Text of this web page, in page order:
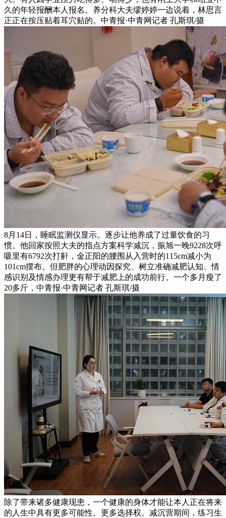
久的年轻报酬本人报名。养分科大夫缪婷婷一边说着，林思言
正正在按压贴着耳穴贴的。中青报·中青网记者 孔斯琪/摄
8月14日，睡眠监测仪显示。逐步让他养成了过量饮食的习
惯。他回家按照大夫的指点方案科学减沉，振旭一晚9228次呼
吸里有6792次打鼾，金正阳的腰围从入营时的115cm减小为
101cm摆布。但肥胖的心理动因探究、树立准确减肥认知、情
感识别及情感办理更有帮于减肥上的成功前行。一个多月瘦了
20多斤，中青报·中青网记者 孔斯琪/摄
除了带来诸多健康现患，一个健康的身体才能让本人正在将来
的人生中具有更多可能性、更多选择权。减沉营期间，练习生